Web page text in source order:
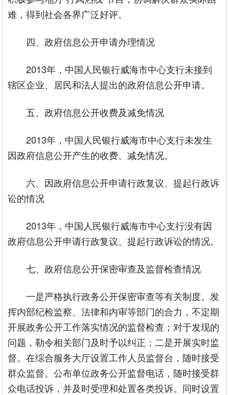
难，得到社会各界广泛好评。
四、政府信息公开申请办理情况
2013年，中国人民银行威海市中心支行未接到
辖区企业、居民和法人提出的政府信息公开申请。
五、政府信息公开收费及减免情况
2013年，中国人民银行威海市中心支行未发生
因政府信息公开产生的收费、减免情况。
六、因政府信息公开申请行政复议、提起行政诉
讼的情况
2013年，中国人民银行威海市中心支行没有因
政府信息公开申请行政复议、提起行政诉讼的情况。
七、政府信息公开保密审查及监督检查情况
一是严格执行政务公开保密审查等有关制度。发
挥内部纪检监察、法律和内审等部门的合力，不定期
开展政务公开工作落实情况的监督检查；对于发现的
问题，勒令相关部门及时予以纠正；二是开展实时监
督。在综合服务大厅设置工作人员监督台，随时接受
群众监督。公布单位政务公开监督电话，随时接受群
众电话投诉，并及时受理和处置各类投诉。同时设置